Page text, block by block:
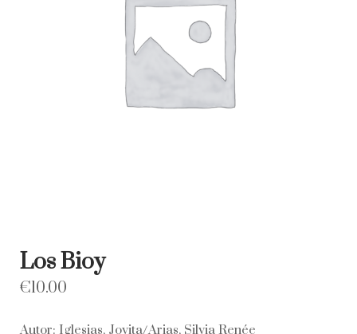
Los Bioy
€10.00
Autor: Iglesias, Jovita/Arias, Silvia Renée